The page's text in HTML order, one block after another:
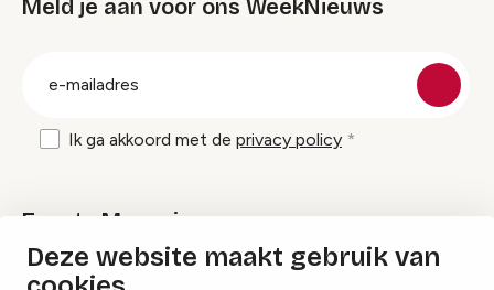
Deze website maakt gebruik van
Meld je aan voor ons WeekNieuws
Ik ga akkoord met de privacy policy
Events Magazine
Ik ontvang graag Events Magazine